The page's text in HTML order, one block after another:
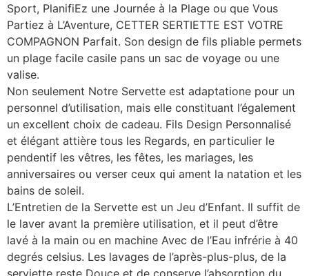
Sport, PlanifiEz une Journée à la Plage ou que Vous
Partiez à L’Aventure, CETTER SERTIETTE EST VOTRE
COMPAGNON Parfait. Son design de fils pliable permets
un plage facile casile pans un sac de voyage ou une
valise.
Non seulement Notre Servette est adaptatione pour un
personnel d’utilisation, mais elle constituant l’également
un excellent choix de cadeau. Fils Design Personnalisé
et élégant attière tous les Regards, en particulier le
pendentif les vêtres, les fêtes, les mariages, les
anniversaires ou verser ceux qui ament la natation et les
bains de soleil.
L’Entretien de la Servette est un Jeu d’Enfant. Il suffit de
le laver avant la première utilisation, et il peut d’être
lavé à la main ou en machine Avec de l’Eau infrérie à 40
degrés celsius. Les lavages de l’après-plus-plus, de la